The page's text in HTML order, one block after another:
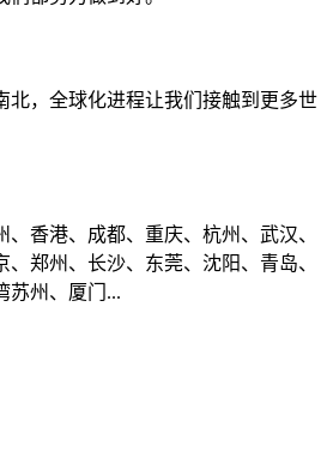
北，全球化进程让我们接触到更多世
香港、成都、重庆、杭州、武汉、
郑州、长沙、东莞、沈阳、青岛、
苏州、厦门...